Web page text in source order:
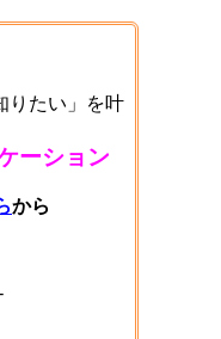
りたい」を叶
ーション
から